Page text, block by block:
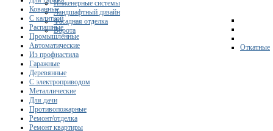
Инженерные системы
Ландшафтный дизайн
Фасадная отделка
Ворота
Откатные
Кованные
С калиткой
Распашные
Промышленные
Автоматические
Из профнастила
Гаражные
Деревянные
С электроприводом
Металлические
Для дачи
Противопожарные
Ремонт/отделка
Ремонт квартиры